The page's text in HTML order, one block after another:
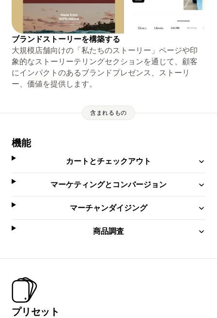
ブランドストーリーを構築する
大規模店舗向けの「私たちのストーリー」ページや印
象的なストーリーテリングセクションを通じて、顧客
にインパクトのあるブランドプレゼンス、ストーリ
ー、価値を提供します。
含まれるもの
機能
カートとチェックアウト
マーケティングとコンバージョン
マーチャンダイジング
商品調査
プリセット